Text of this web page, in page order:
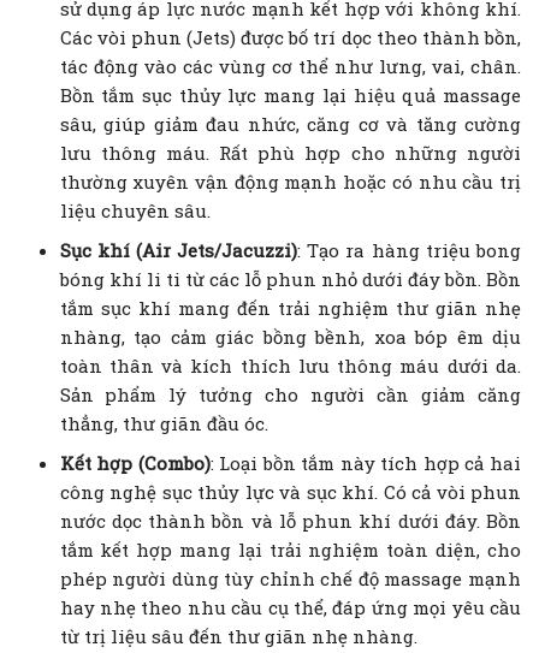
sử dụng áp lực nước mạnh kết hợp với không khí.
Các vòi phun (Jets) được bố trí dọc theo thành bồn,
tác động vào các vùng cơ thể như lưng, vai, chân.
Bồn tắm sục thủy lực mang lại hiệu quả massage
sâu, giúp giảm đau nhức, căng cơ và tăng cường
lưu thông máu. Rất phù hợp cho những người
thường xuyên vận động mạnh hoặc có nhu cầu trị
liệu chuyên sâu.
Sục khí (Air Jets/Jacuzzi): Tạo ra hàng triệu bong
bóng khí li ti từ các lỗ phun nhỏ dưới đáy bồn. Bồn
tắm sục khí mang đến trải nghiệm thư giãn nhẹ
nhàng, tạo cảm giác bồng bềnh, xoa bóp êm dịu
toàn thân và kích thích lưu thông máu dưới da.
Sản phẩm lý tưởng cho người cần giảm căng
thẳng, thư giãn đầu óc.
Kết hợp (Combo): Loại bồn tắm này tích hợp cả hai
công nghệ sục thủy lực và sục khí. Có cả vòi phun
nước dọc thành bồn và lỗ phun khí dưới đáy. Bồn
tắm kết hợp mang lại trải nghiệm toàn diện, cho
phép người dùng tùy chỉnh chế độ massage mạnh
hay nhẹ theo nhu cầu cụ thể, đáp ứng mọi yêu cầu
từ trị liệu sâu đến thư giãn nhẹ nhàng.